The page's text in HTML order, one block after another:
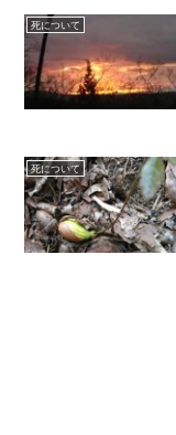
死について
死について